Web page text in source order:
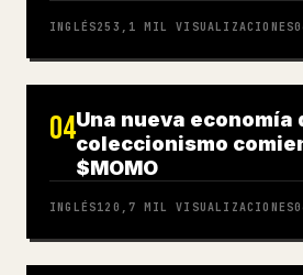
INGLÉS253,1 MIL VISUALIZACIONES
04Una nueva economía
coleccionismo
$MOMO
INGLÉS120,7 MIL VISUALIZACIONES